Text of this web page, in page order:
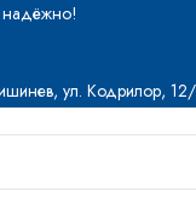
надёжно!
ул. Кодрилор,